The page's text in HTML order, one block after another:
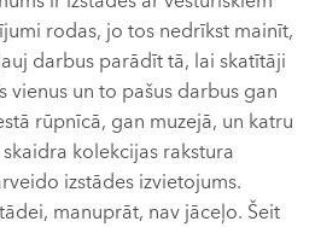
rodas, jo tos nedrīkst mainīt,
darbus parādīt tā, lai skatītāji
vienus un to pašus darbus gan
rūpnīcā, gan muzejā, un katru
kolekcijas rakstura
izstādes izvietojums.
manuprāt, nav jāceļo. Šeit